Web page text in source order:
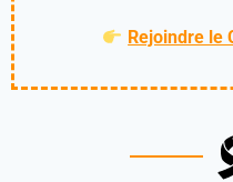
Rejoindre le